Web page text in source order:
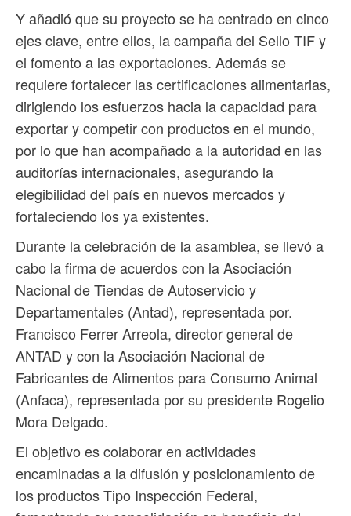
Y añadió que su proyecto se ha centrado en cinco
ejes clave, entre ellos, la campaña del Sello TIF y
el fomento a las exportaciones. Además se
requiere fortalecer las certificaciones alimentarias,
dirigiendo los esfuerzos hacia la capacidad para
exportar y competir con productos en el mundo,
por lo que han acompañado a la autoridad en las
auditorías internacionales, asegurando la
elegibilidad del país en nuevos mercados y
fortaleciendo los ya existentes.
Durante la celebración de la asamblea, se llevó a
cabo la firma de acuerdos con la Asociación
Nacional de Tiendas de Autoservicio y
Departamentales (Antad), representada por.
Francisco Ferrer Arreola, director general de
ANTAD y con la Asociación Nacional de
Fabricantes de Alimentos para Consumo Animal
(Anfaca), representada por su presidente Rogelio
Mora Delgado.
El objetivo es colaborar en actividades
encaminadas a la difusión y posicionamiento de
los productos Tipo Inspección Federal,